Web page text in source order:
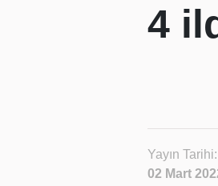
4
Yayın Tarihi:
02 Mart